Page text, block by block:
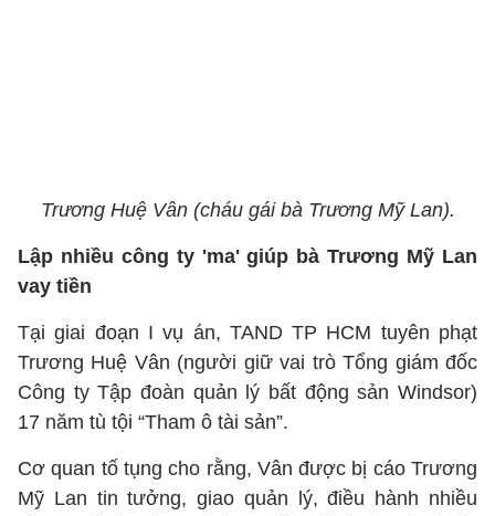
Trương Huệ Vân (cháu gái bà Trương Mỹ Lan).
Lập nhiều công ty 'ma' giúp bà Trương Mỹ Lan
vay tiền
Tại giai đoạn I vụ án, TAND TP HCM tuyên phạt
Trương Huệ Vân (người giữ vai trò Tổng giám đốc
Công ty Tập đoàn quản lý bất động sản Windsor)
17 năm tù tội “Tham ô tài sản”.
Cơ quan tố tụng cho rằng, Vân được bị cáo Trương
Mỹ Lan tin tưởng, giao quản lý, điều hành nhiều